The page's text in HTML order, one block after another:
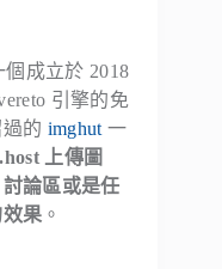
個成立於 2018
引擎的免
的 imghut 一
上傳圖
論區或是任
果 。